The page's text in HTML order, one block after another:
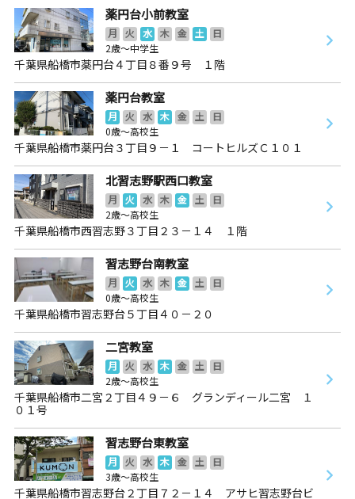
薬円台小前教室
月 火 水 木 金 土
日
2歳～中学生
千葉県船橋市薬円台４丁目８番９号 １階
薬円台教室
月 火 水 木 金 土
日
0歳～高校生
千葉県船橋市薬円台３丁目９－１ コートヒルズＣ１０１
北習志野駅西口教室
月 火 水 木 金 土
日
2歳～高校生
千葉県船橋市西習志野３丁目２３－１４ １階
習志野台南教室
月 火 水 木 金 土
日
0歳～高校生
千葉県船橋市習志野台５丁目４０－２０
二宮教室
月 火 水 木 金 土
日
2歳～高校生
千葉県船橋市二宮２丁目４９－６ グランディール二宮 １
０１号
習志野台東教室
月 火 水 木 金 土
日
3歳～高校生
千葉県船橋市習志野台２丁目７２－１４ アサヒ習志野台ビ